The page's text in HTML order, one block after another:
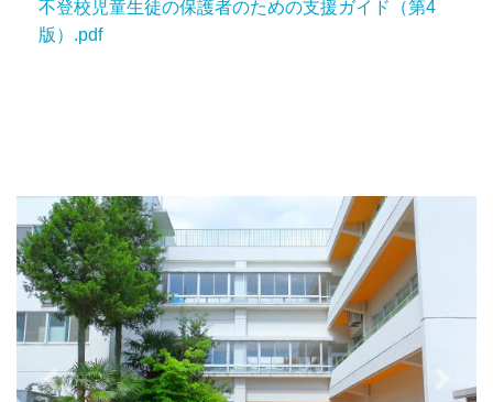
不登校児童生徒の保護者のための支援ガイド（第4
版）.pdf
Previous Next